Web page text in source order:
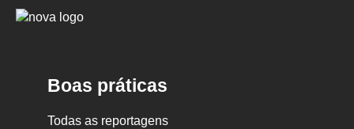
Logo
Boas práticas
Todas as reportagens